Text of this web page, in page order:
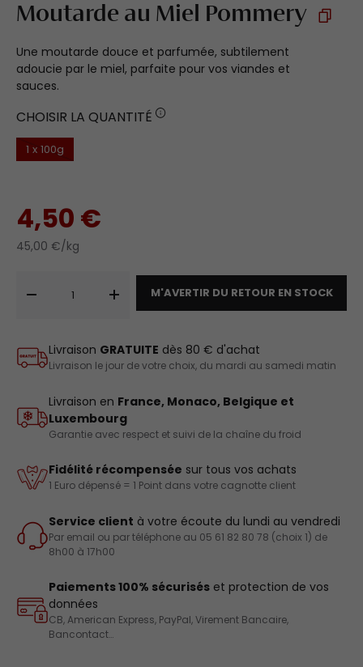
Moutarde au Miel Pommery
Une moutarde douce et parfumée, subtilement
adoucie par le miel, parfaite pour vos viandes et
sauces.
CHOISIR LA QUANTITÉ
1 x 100g
4,50 €
45,00 €/kg
-
+ M'AVERTIR DU RETOUR EN STOCK
Livraison GRATUITE dès 80 € d'achat
Livraison le jour de votre choix, du mardi au samedi matin
Livraison en France, Monaco, Belgique et
Luxembourg
Garantie avec respect et suivi de la chaîne du froid
Fidélité récompensée sur tous vos achats
1 Euro dépensé = 1 Point dans votre cagnotte client
Service client à votre écoute du lundi au vendredi
Par email ou par téléphone au 05 61 82 80 78 (choix 1) de
8h00 à 17h00
Paiements 100% sécurisés et protection de vos
données
CB, American Express, PayPal, Virement Bancaire,
Bancontact…